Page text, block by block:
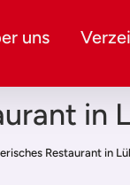
uns
in
Restaurant in